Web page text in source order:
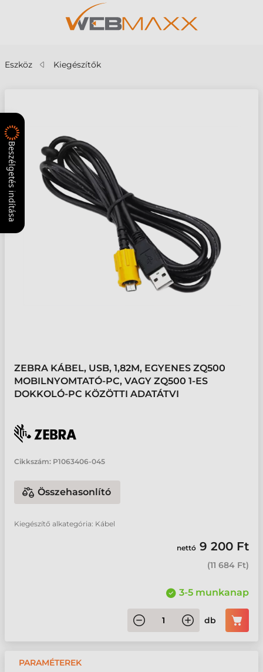
Eszköz Kiegészítők
ZEBRA KÁBEL, USB, 1,82M, EGYENES ZQ500
MOBILNYOMTATÓ-PC, VAGY ZQ500 1-ES
DOKKOLÓ-PC KÖZÖTTI ADATÁTVI
Cikkszám: P1063406-045
Összehasonlító
Kiegészítő alkategória: Kábel
nettó 9 200 Ft
(11 684 Ft)
3-5 munkanap
db
PARAMÉTEREK
Beszélgetés indítása